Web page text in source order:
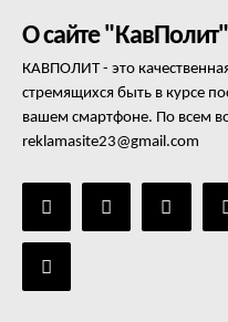
О сайте "КавПолит"
КАВПОЛИТ - это
стремящихся быть в курсе
вашем смартфоне. По всем
reklamasite23@gmail.com